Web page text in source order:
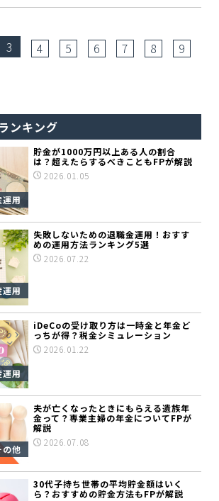
3 4 5 6 7 8 9
ンキング
用
貯金が1000万円以上ある人の割合
は？超えたらするべきこともFPが解説
2026.01.05
用
失敗しないための退職金運用！おすす
めの運用方法ランキング5選
2026.07.22
運用
iDeCoの受け取り方は一時金と年金ど
っちが得？税金シミュレーション
2026.01.22
の他
夫が亡くなったときにもらえる遺族年
金って？専業主婦の年金についてFPが
解説
2026.07.08
30代子持ち世帯の平均貯金額はいく
ら？おすすめの貯金方法もFPが解説